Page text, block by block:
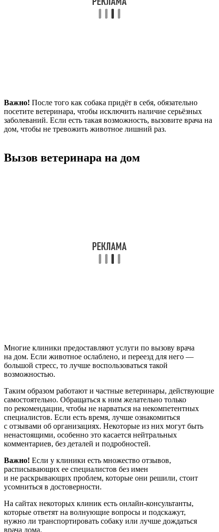
Важно! После того как собака придёт в себя, обязательно
посетите ветеринара, чтобы исключить наличие серьёзных
заболеваний. Если есть такая возможность, вызовите врача на
дом, чтобы не тревожить животное лишний раз.
Вызов ветеринара на дом
Многие клиники предоставляют услуги по вызову врача
на дом. Если животное ослаблено, и переезд для него —
большой стресс, то лучше воспользоваться такой
возможностью.
Таким образом работают и частные ветеринары, действующие
самостоятельно. Обращаться к ним желательно только
по рекомендации, чтобы не нарваться на некомпетентных
специалистов. Если есть время, лучше ознакомиться
с отзывами об организациях. Некоторые из них могут быть
ненастоящими, особенно это касается нейтральных
комментариев, без деталей и подробностей.
Важно! Если у клиники есть множество отзывов,
расписывающих ее специалистов без имен
и не раскрывающих проблем, которые они решили, стоит
усомниться в достоверности.
На сайтах некоторых клиник есть онлайн-консультанты,
которые ответят на волнующие вопросы и подскажут,
нужно ли транспортировать собаку или лучше дождаться
врача дома.